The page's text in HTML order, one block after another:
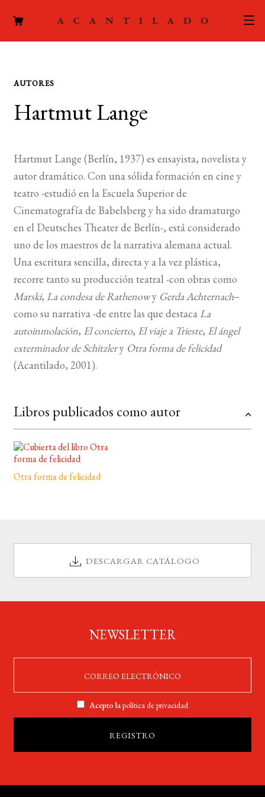
ACTUALIDAD
menú
LA EDITORIAL
menú
hijo
FOREIGN RIGHTS
CONTACTO
MI CUENTA
BUSCAR
LISTA DE LIBROS
AUTORES
Hartmut Lange
Hartmut Lange (Berlín, 1937) es ensayista, novelista y
autor dramático. Con una sólida formación en cine y
teatro -estudió en la Escuela Superior de
Cinematografía de Babelsberg y ha sido dramaturgo
en el Deutsches Theater de Berlín-, está considerado
uno de los maestros de la narrativa alemana actual.
Una escritura sencilla, directa y a la vez plástica,
recorre tanto su producción teatral -con obras como
Marski, La condesa de Rathenowy Gerda Achternach–
como su narrativa -de entre las que destaca La
autoinmolación, El concierto, El viaje a Trieste, El ángel
exterminador de Schitzlery Otra forma de felicidad
(Acantilado, 2001).
Libros publicados como autor
Otra forma de felicidad
DESCARGAR CATÁLOGO
NEWSLETTER
Acepto lapolítica de privacidad